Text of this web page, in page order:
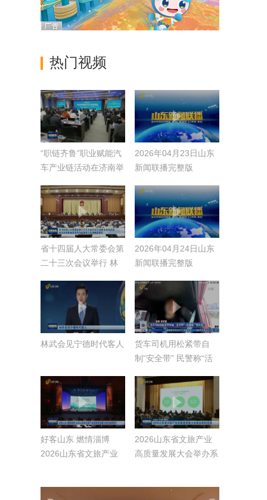
热门视频
“职链齐鲁”职业赋能汽
车产业链活动在济南举
2026年04月23日山东
新闻联播完整版
省十四届人大常委会第
二十三次会议举行 林
定任命夏凤俭为山东省
人民政府副省长
2026年04月24日山东
新闻联播完整版
林武会见宁德时代客人
货车司机用松紧带自
制“安全带” 民警称“活
好客山东 燃情淄博
2026山东省文旅产业
2026山东省文旅产业
高质量发展大会举办系